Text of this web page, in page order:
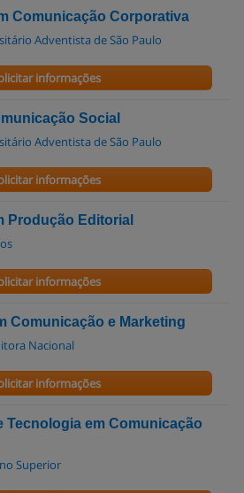
Comunicação Corporativa
Adventista de São Paulo
informações
Social
Adventista de São Paulo
informações
Produção Editorial
informações
Comunicação e Marketing
Nacional
informações
Tecnologia em Comunicação
Superior